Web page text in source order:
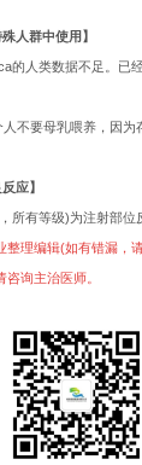
人群中使用】
的人类数据不足。已
不要母乳喂养，因为
应】
所有等级)为注射部位
整理编辑(如有错漏，
询主治医师。